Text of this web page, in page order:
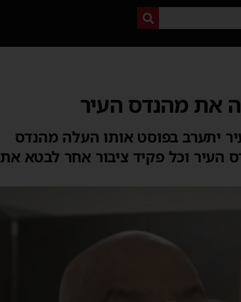
את מהנדס העיר
יתערב בפוסט אותו העלה מהנדס
העיר וכל פקיד ציבור אחר לבטא את